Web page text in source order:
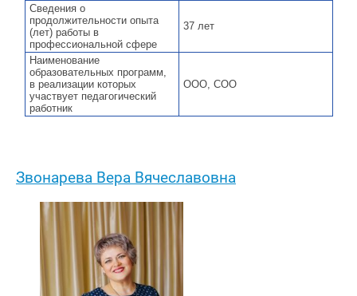
Сведения о
продолжительности опыта
(лет) работы в
профессиональной сфере
37 лет
Наименование
образовательных программ,
в реализации которых
участвует педагогический
работник
ООО, СОО
Звонарева Вера Вячеславовна